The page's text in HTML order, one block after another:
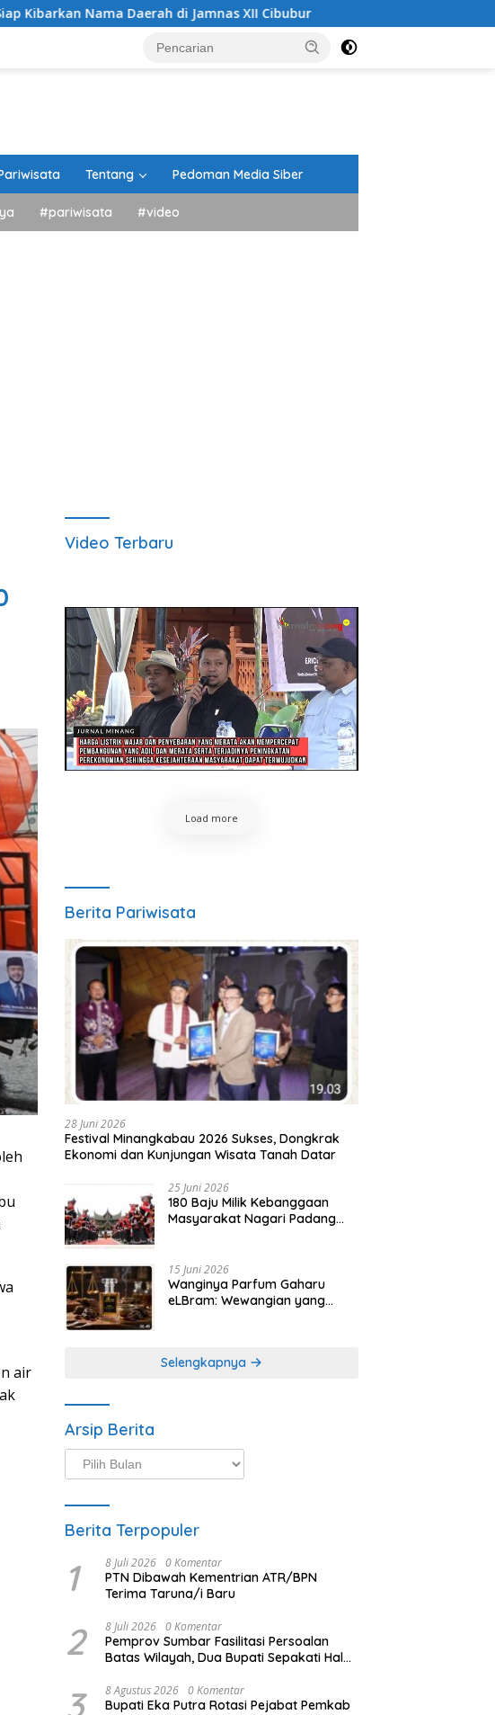
Daerah di Jamnas XII Cibubur Panitia Peringatan HUT RI
Tentang Pedoman Media Siber
#pariwisata #video
air
Video Terbaru
Load more
Berita Pariwisata
28 Juni 2026
Festival Minangkabau 2026 Sukses, Dongkrak
Ekonomi dan Kunjungan Wisata Tanah Datar
25 Juni 2026
180 Baju Milik Kebanggaan
Masyarakat Nagari Padang
Minangkabau
15 Juni 2026
Wanginya Parfum Gaharu
eLBram: Wewangian yang
Selengkapnya
Arsip Berita
Arsip
Berita
Berita Terpopuler
1 8 Juli 2026 0 Komentar
PTN Dibawah Kementrian ATR/BPN
Terima Taruna/i Baru
2 8 Juli 2026 0 Komentar
Pemprov Sumbar Fasilitasi Persoalan
Batas Wilayah, Dua Bupati Sepakati Hal
3 8 Agustus 2026 0 Komentar
Bupati Eka Putra Rotasi Pejabat Pemkab